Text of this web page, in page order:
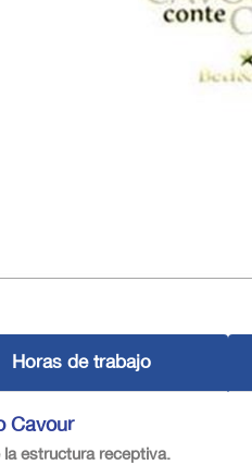
Horas de trabajo
Cavour
estructura receptiva.